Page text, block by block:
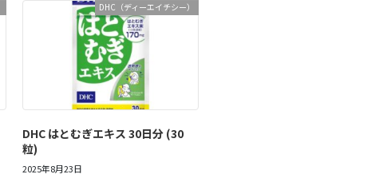
DHC（ディーエイチシー）
DHC はとむぎエキス 30日分 (30
粒)
2025年8月23日